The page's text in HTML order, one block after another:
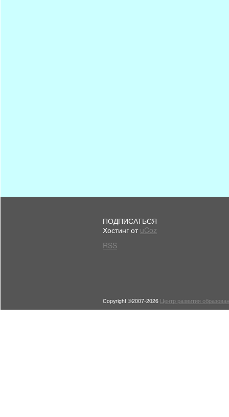
ПОДПИСАТЬСЯ
Хостинг от uCoz
RSS
Copyright ©2007-2026 Центр развития